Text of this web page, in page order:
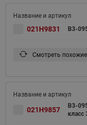
021H9831 B3-
Смотреть
021H9857
B3-
класс